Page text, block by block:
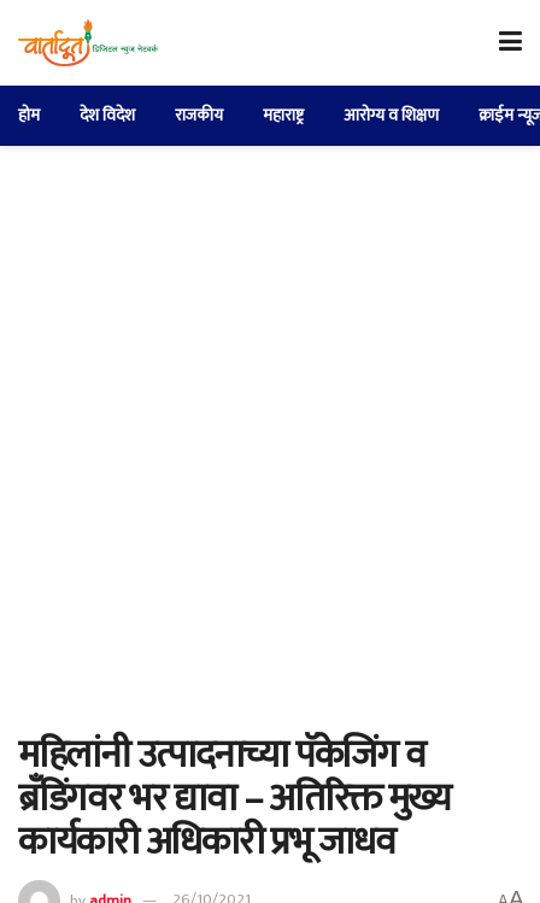
होम देश विदेश राजकीय महाराष्ट्र आरोग्य व शिक्षण क्राईम
महिलांनी उत्पादनाच्या पॅकेजिंग व
ब्रँडिंगवर भर द्यावा – अतिरिक्त मुख्य
कार्यकारी अधिकारी प्रभू जाधव